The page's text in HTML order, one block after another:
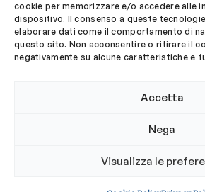
cookie per memorizzare e/o accedere alle
dispositivo. Il consenso a queste
elaborare dati come il comportamento di
questo sito. Non acconsentire o ritirare il
negativamente su alcune caratteristiche e
Accetta
Nega
Visualizza le
© 2024 Ordine Biologi Lazio e Abruzzo